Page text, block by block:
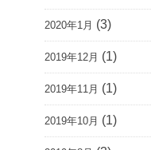
2020年1月 (3)
2019年12月 (1)
2019年11月 (1)
2019年10月 (1)